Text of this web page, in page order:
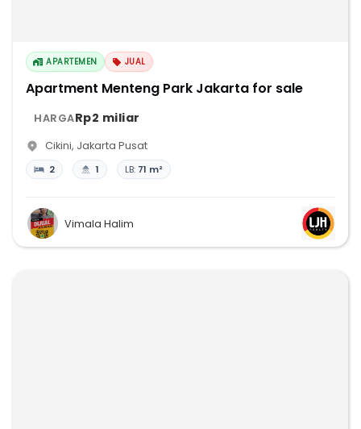
APARTEMEN JUAL
Apartment Menteng Park Jakarta for sale
HARGARp2 miliar
Cikini, Jakarta Pusat
2 1 LB: 71 m²
Vimala Halim